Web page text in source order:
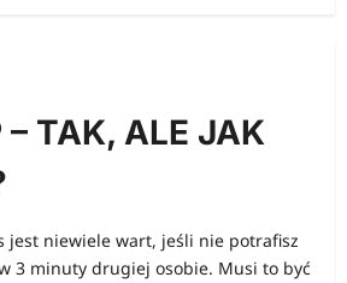
– TAK, ALE JAK
jest niewiele wart, jeśli nie potrafisz
3 minuty drugiej osobie. Musi to być